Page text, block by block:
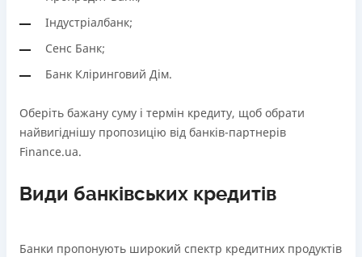
Ліцензія НБУ №10
Вся інформація про кредит
ОТРИМАТИ ПОЗИКУ Детальніше
Оплата на розрахунковий рахунок
Онлайн (через сайт або інтернет-банкінг)
Через термінали самообслуговування
Ліцензія НБУ №171
Вся інформація про кредит
ОТРИМАТИ ПОЗИКУ Детальніше
Індустріалбанк;
Сенс Банк;
Банк Кліринговий Дім.
Оберіть бажану суму і термін кредиту, щоб обрати
найвигіднішу пропозицію від банків-партнерів
Finance.ua.
Види банківських кредитів
Банки пропонують широкий спектр кредитних продуктів